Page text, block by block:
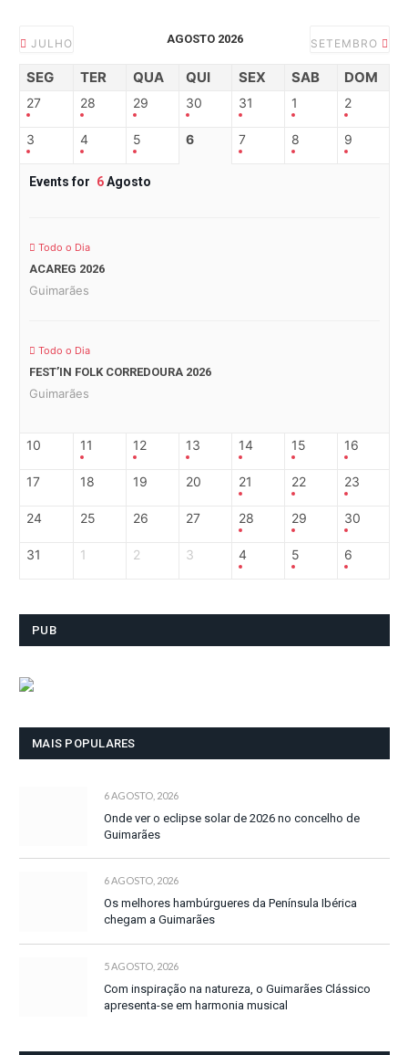
JULHO AGOSTO 2026 SETEMBRO
SEG TER QUA QUI SEX SAB DOM
27 28 29 30 31 1 2
3 4 5 6 7 8 9
Events for 6Agosto
Todo o Dia
ACAREG 2026
Guimarães
Todo o Dia
FEST’IN FOLK CORREDOURA 2026
Guimarães
10 11 12 13 14 15 16
17 18 19 20 21 22 23
24 25 26 27 28 29 30
31 1 2 3 4 5 6
PUB
MAIS POPULARES
6 AGOSTO, 2026
Onde ver o eclipse solar de 2026 no concelho de
Guimarães
6 AGOSTO, 2026
Os melhores hambúrgueres da Península Ibérica
chegam a Guimarães
5 AGOSTO, 2026
Com inspiração na natureza, o Guimarães Clássico
apresenta-se em harmonia musical